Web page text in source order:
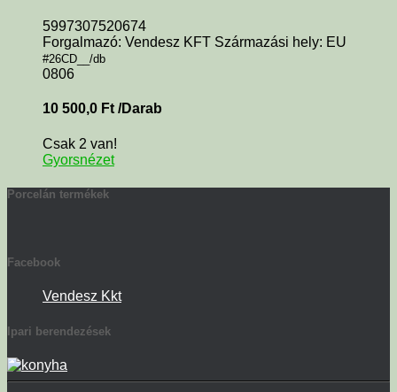
5997307520674
Forgalmazó: Vendesz KFT Származási hely: EU
#26CD__/db
0806
10 500,0 Ft /Darab
Csak 2 van!
Gyorsnézet
Porcelán termékek
Facebook
Vendesz Kkt
Ipari berendezések